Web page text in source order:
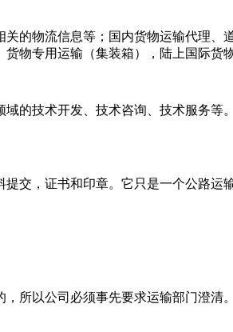
的物流信息等；国内货物运输代理
物专用运输（集装箱），陆上国际货
的技术开发、技术咨询、技术服务
交，证书和印章。它只是一个公路运
所以公司必须事先要求运输部门澄清。